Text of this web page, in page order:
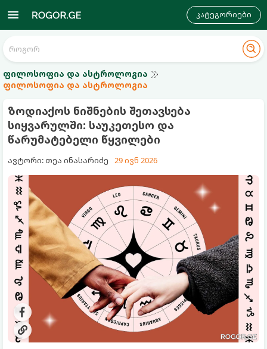
კატეგორიები
ფილოსოფია და ასტროლოგია
ფილოსოფია და ასტროლოგია
ზოდიაქოს ნიშნების შეთავსება
სიყვარულში: საუკეთესო და
წარუმატებელი წყვილები
ავტორი: თეა ინასარიძე 29 ივნ 2026